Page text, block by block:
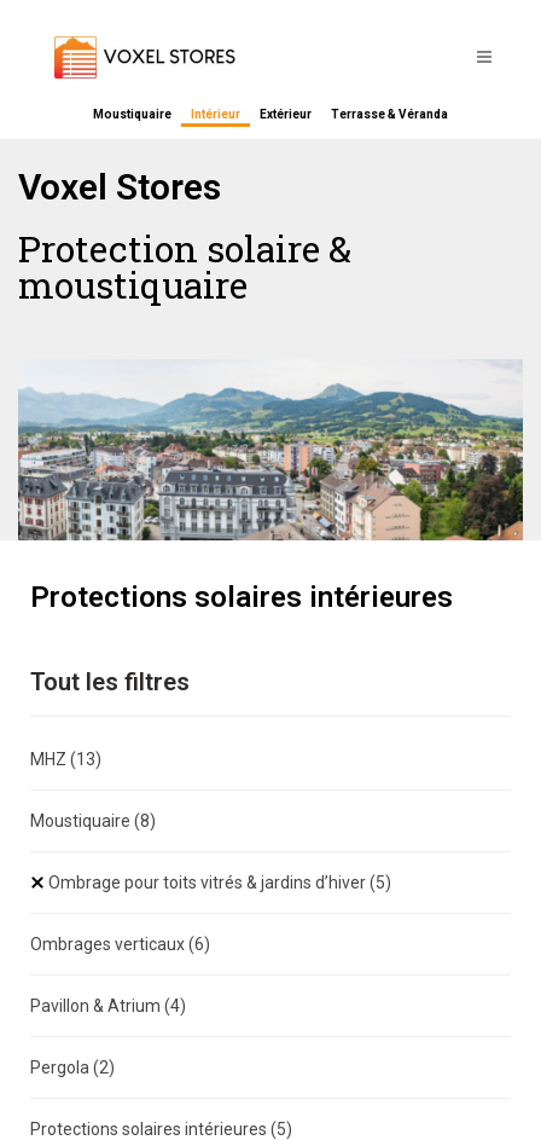
Moustiquaire Intérieur Extérieur Terrasse & Véranda
Voxel Stores
Protection solaire &
moustiquaire
Protections solaires intérieures
Tout les filtres
MHZ (13)
Moustiquaire (8)
Ombrage pour toits vitrés & jardins d’hiver(5)
Ombrages verticaux(6)
Pavillon & Atrium (4)
Pergola (2)
Protections solaires intérieures (5)